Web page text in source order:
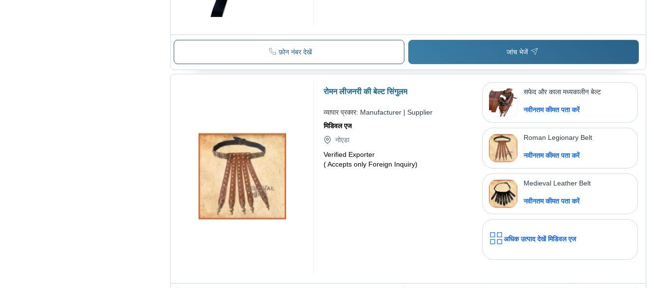
फ़ोन नंबर देखें जांच भेजें
रोमन लीजनरी की बेल्ट सिंगुलम
व्यापार प्रकार: Manufacturer | Supplier
मिडिवल एज
नोएडा
Verified Exporter
( Accepts only Foreign Inquiry)
सफेद और काला मध्यकालीन बेल्ट
नवीनतम कीमत पता करें
Roman Legionary Belt
नवीनतम कीमत पता करें
Medieval Leather Belt
नवीनतम कीमत पता करें
अधिक उत्पाद देखें मिडिवल एज